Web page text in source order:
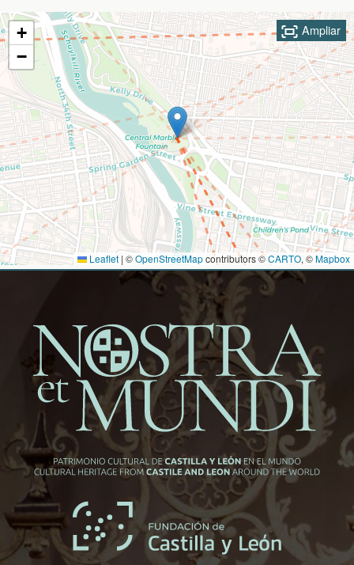
Ampliar
+
−
Leaflet | ©OpenStreetMapcontributors ©CARTO, ©Mapbox